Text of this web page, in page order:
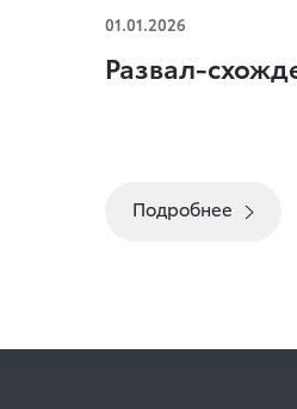
01.01.2026
Развал-
Подробнее